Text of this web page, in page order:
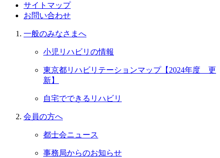
サイトマップ
お問い合わせ
一般のみなさまへ
小児リハビリの情報
東京都リハビリテーションマップ【2024年度 更
新】
自宅でできるリハビリ
会員の⽅へ
都士会ニュース
事務局からのお知らせ